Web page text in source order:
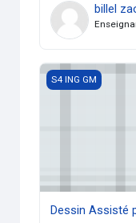
billel
Dessin Assisté
S4 ING GM
Dessin Assisté